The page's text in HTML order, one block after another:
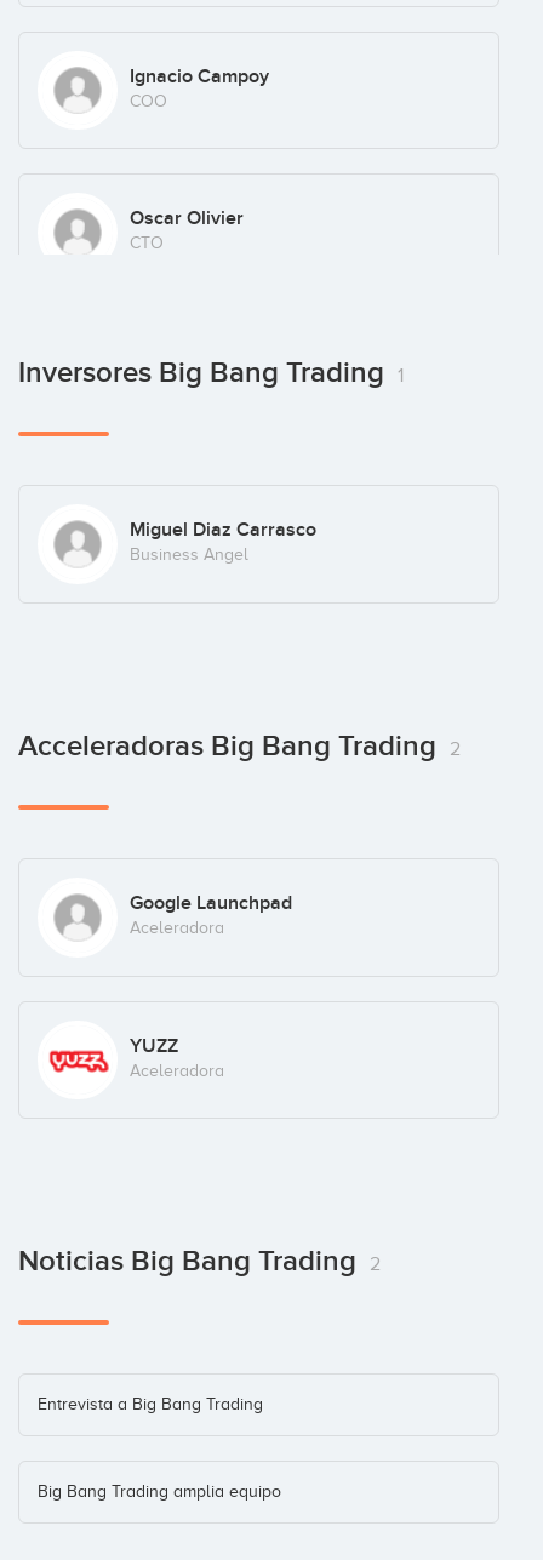
Ignacio Campoy
COO
Oscar Olivier
CTO
Inversores Big Bang Trading 1
Miguel Diaz Carrasco
Business Angel
Acceleradoras Big Bang Trading 2
Google Launchpad
Aceleradora
YUZZ
Aceleradora
Noticias Big Bang Trading 2
Entrevista a Big Bang Trading
Big Bang Trading amplia equipo